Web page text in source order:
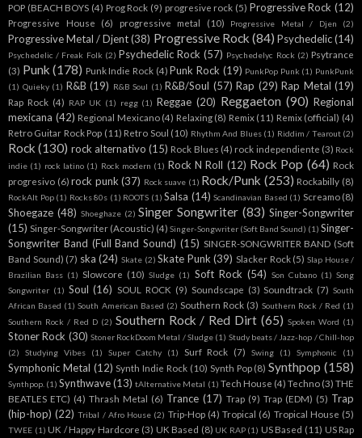
POP (BEACH BOYS (4) Prog Rock (9) progresive rock (5) Progressive Rock (12)
Progressive House (6) progressive metal (10) Progressive Metal / Djen (2)
Progressive Metal / Djent (38) Progressive Rock (84) Psychedelic(14)
Psychedelic / Freak Folk (2) Psychedelic Rock (57) Psychedelyc Rock (2) Psytrance
(3) Punk (178) Punk Indie Rock (4) Punk Rock (19) PunkPop Punk (1) PunkPunk
(1) Quieky (1) R&B (19) R&B Soul (1) R&B/Soul (57) Rap (29) Rap Metal (19)
Rap Rock (4) RAP UK (1) regg (1) Reggae (20) Reggaeton (90) Regional
mexicana (42) Regional Mexicano (4) Relaxing (8) Remix (11) Remix (official) (4)
Retro Guitar Rock Pop (11) Retro Soul (10) Rhythm And Blues (1) Riddim / Tearout (2)
Rock (130) rock alternativo (15) Rock Blues (4) rock independiente (3) Rock
indie (1) rock latino (1) Rock modern (1) Rock N Roll (12) Rock Pop (64) Rock
progresivo (6) rock punk (37) Rock suave (1) Rock/Punk (253) Rockabilly (8)
RockAlt Pop (1) Rocks 80s (1) ROOTS (1) Salsa (14) Scandinavian Based (1) Screamo (8)
Shoegaze (48) Shoeghaze (2) Singer Songwriter (83) Singer-Songwriter
(15) Singer-Songwriter (Acoustic) (4) Singer-Songwriter (Soft Band Sound) (1) Singer-
Songwriter Band (Full Band Sound) (15) SINGER-SONGWRITER BAND (Soft
Band Sound) (7) ska (24) Skate (2) Skate Punk (39) Slacker Rock (5) Slap House /
Brazilian Bass (1) Slowcore (10) Sludge (1) Soft Rock (54) Son Cubano (1) Song
Songwriter (1) Soul (16) SOUL ROCK (9) Soundscape (3) Soundtrack (7) South
African Based (1) South American Based (2) Southern Rock (3) Southern Rock / Red (1)
Southern Rock / Red D (2) Southern Rock / Red Dirt (65) Spoken Word (1)
Stoner Rock (30) Stoner RockDoom Metal / Sludge (1) Study beats / Jazz-hop / Chill-hop
(2)
Studying Vibes (1) Super Catchy (1) Surf Rock (7) Swing (1) Symphonic (1)
Symphonic Metal (12) Synth Indie Rock (10) Synth Pop (8) Synthpop (158)
Synthpop. (1) Synthwave (13) tAlternative Metal (1) Tech House (4) Techno (3) THE
BEATLES ETC) (4) Thrash Metal (6) Trance (17) Trap (9) Trap (EDM) (5) Trap
(hip-hop) (22) Tribal / Afro House (2) Trip-Hop (4) Tropical (6) Tropical House (5)
TWEE (1) UK / Happy Hardcore (3) UK Based (8) UK RAP (1) US Based (11) US Rap